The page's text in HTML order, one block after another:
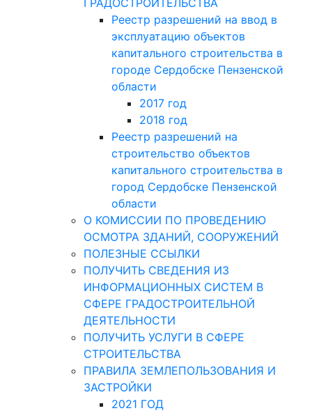
ГРАДОСТРОИТЕЛЬСТВА
Реестр разрешений на ввод в
эксплуатацию объектов
капитального строительства в
городе Сердобске Пензенской
области
2017 год
2018 год
Реестр разрешений на
строительство объектов
капитального строительства в
город Сердобске Пензенской
области
О КОМИССИИ ПО ПРОВЕДЕНИЮ
ОСМОТРА ЗДАНИЙ, СООРУЖЕНИЙ
ПОЛЕЗНЫЕ ССЫЛКИ
ПОЛУЧИТЬ СВЕДЕНИЯ ИЗ
ИНФОРМАЦИОННЫХ СИСТЕМ В
СФЕРЕ ГРАДОСТРОИТЕЛЬНОЙ
ДЕЯТЕЛЬНОСТИ
ПОЛУЧИТЬ УСЛУГИ В СФЕРЕ
СТРОИТЕЛЬСТВА
ПРАВИЛА ЗЕМЛЕПОЛЬЗОВАНИЯ И
ЗАСТРОЙКИ
2021 ГОД